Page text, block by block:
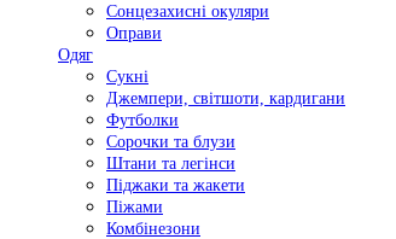
Сонцезахисні окуляри
Оправи
Одяг
Сукні
Джемпери, світшоти, кардигани
Футболки
Сорочки та блузи
Штани та легінси
Піджаки та жакети
Піжами
Комбінезони